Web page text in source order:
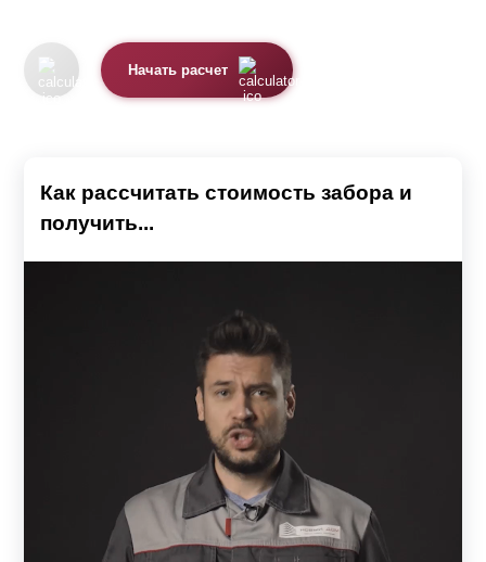
Начать расчет
Как рассчитать стоимость забора и
получить...